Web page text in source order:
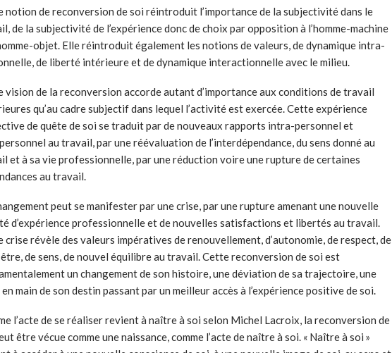
notion de reconversion de soi réintroduit l’importance de la subjectivité dans le
de la subjectivité de l’expérience donc de choix par opposition à l’homme-machine
objet. Elle réintroduit également les notions de valeurs, de dynamique intra-
de liberté intérieure et de dynamique interactionnelle avec le milieu.
vision de la reconversion accorde autant d’importance aux conditions de travail
qu’au cadre subjectif dans lequel l’activité est exercée. Cette expérience
de quête de soi se traduit par de nouveaux rapports intra-personnel et
au travail, par une réévaluation de l’interdépendance, du sens donné au
et à sa vie professionnelle, par une réduction voire une rupture de certaines
au travail.
peut se manifester par une crise, par une rupture amenant une nouvelle
d’expérience professionnelle et de nouvelles satisfactions et libertés au travail.
crise révèle des valeurs impératives de renouvellement, d’autonomie, de respect, de
de sens, de nouvel équilibre au travail. Cette reconversion de soi est
un changement de son histoire, une déviation de sa trajectoire, une
main de son destin passant par un meilleur accès à l’expérience positive de soi.
l’acte de se réaliser revient à naître à soi selon Michel Lacroix, la reconversion de
être vécue comme une naissance, comme l’acte de naître à soi. « Naître à soi »